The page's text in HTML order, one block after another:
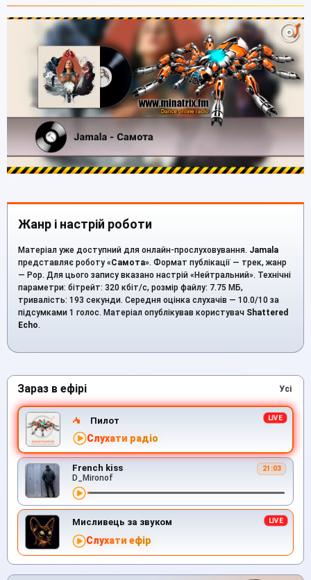
Жанр і настрій роботи
Матеріал уже доступний для онлайн-прослуховування. Jamala
представляє роботу «Самота». Формат публікації — трек, жанр
— Pop. Для цього запису вказано настрій «Нейтральний». Технічні
параметри: бітрейт: 320 кбіт/с, розмір файлу: 7.75 МБ,
тривалість: 193 секунди. Середня оцінка слухачів — 10.0/10 за
підсумками 1 голос. Матеріал опублікував користувач Shattered
Echo.
Зараз в ефірі Усі
Пилот
Слухати радіо
French kiss 21:03
D_Mironof
Мисливець за звуком
Слухати ефір